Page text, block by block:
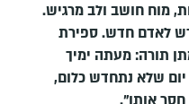
מוח חושב ולב מרגיש.
לאדם חדש. ספירת
תורה: מעתה ימיך
יום שלא נתחדש כלום,